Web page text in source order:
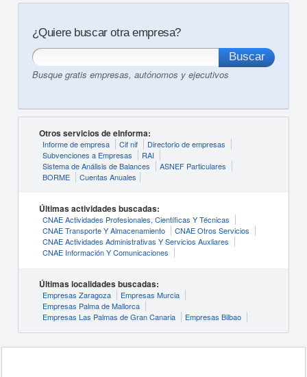
¿Quiere buscar otra empresa?
Busque gratis empresas, autónomos y ejecutivos
Otros servicios de eInforma:
Informe de empresa Cif nif
Directorio de empresas
Subvenciones a Empresas
RAI
Sistema de Análisis de Balances
ASNEF Particulares
BORME
Cuentas Anuales
Últimas actividades buscadas:
CNAE Actividades Profesionales, Científicas Y Técnicas
CNAE Transporte Y Almacenamiento
CNAE Otros Servicios
CNAE Actividades Administrativas Y Servicios Auxliares
CNAE Información Y Comunicaciones
Últimas localidades buscadas:
Empresas Zaragoza
Empresas Murcia
Empresas Palma de Mallorca
Empresas Las Palmas de Gran Canaria
Empresas Bilbao